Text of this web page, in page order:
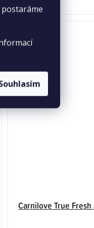
Carnilove True